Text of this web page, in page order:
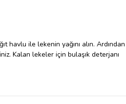
havlu ile lekenin yağını alın. Ardından
Kalan lekeler için bulaşık deterjanı